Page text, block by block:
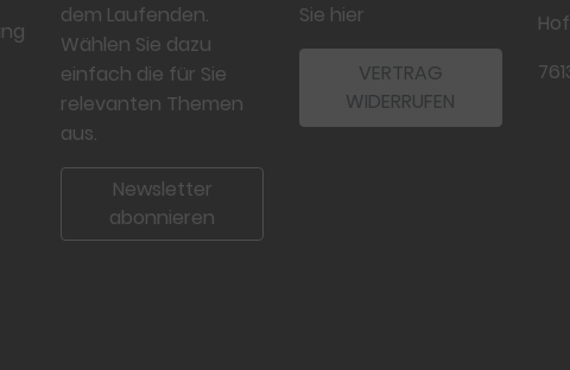
dem Laufenden.
Wählen Sie dazu
einfach die für Sie
relevanten Themen
aus.
Newsletter
abonnieren
Sie hier
VERTRAG
WIDERRUFEN